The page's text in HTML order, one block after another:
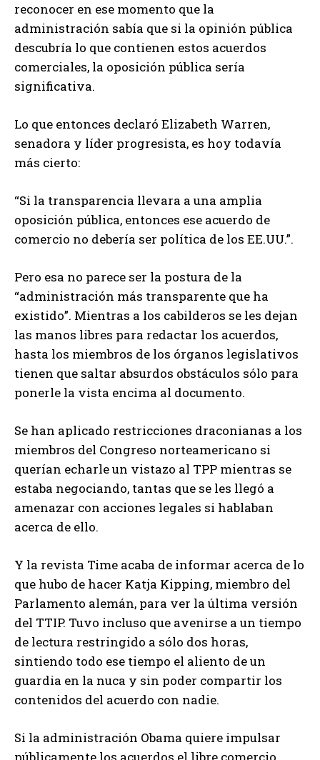
reconocer en ese momento que la
administración sabía que si la opinión pública
descubría lo que contienen estos acuerdos
comerciales, la oposición pública sería
significativa.
Lo que entonces declaró Elizabeth Warren,
senadora y líder progresista, es hoy todavía
más cierto:
“Si la transparencia llevara a una amplia
oposición pública, entonces ese acuerdo de
comercio no debería ser política de los EE.UU.”.
Pero esa no parece ser la postura de la
“administración más transparente que ha
existido”. Mientras a los cabilderos se les dejan
las manos libres para redactar los acuerdos,
hasta los miembros de los órganos legislativos
tienen que saltar absurdos obstáculos sólo para
ponerle la vista encima al documento.
Se han aplicado restricciones draconianas a los
miembros del Congreso norteamericano si
querían echarle un vistazo al TPP mientras se
estaba negociando, tantas que se les llegó a
amenazar con acciones legales si hablaban
acerca de ello.
Y la revista Time acaba de informar acerca de lo
que hubo de hacer Katja Kipping, miembro del
Parlamento alemán, para ver la última versión
del TTIP. Tuvo incluso que avenirse a un tiempo
de lectura restringido a sólo dos horas,
sintiendo todo ese tiempo el aliento de un
guardia en la nuca y sin poder compartir los
contenidos del acuerdo con nadie.
Si la administración Obama quiere impulsar